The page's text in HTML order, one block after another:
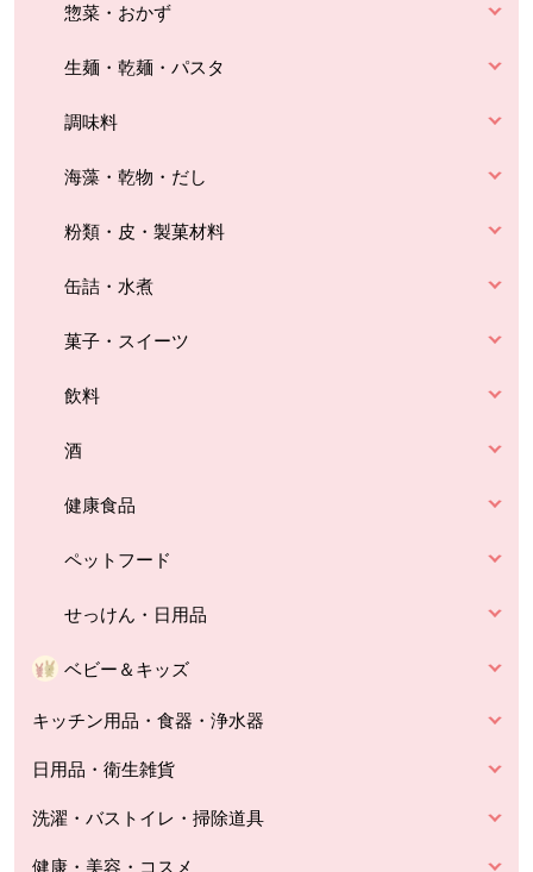
惣菜・おかず
生麺・乾麺・パスタ
調味料
海藻・乾物・だし
粉類・皮・製菓材料
缶詰・水煮
菓子・スイーツ
飲料
酒
健康食品
ペットフード
せっけん・日用品
ベビー＆キッズ
キッチン用品・食器・浄水器
日用品・衛生雑貨
洗濯・バストイレ・掃除道具
健康・美容・コスメ